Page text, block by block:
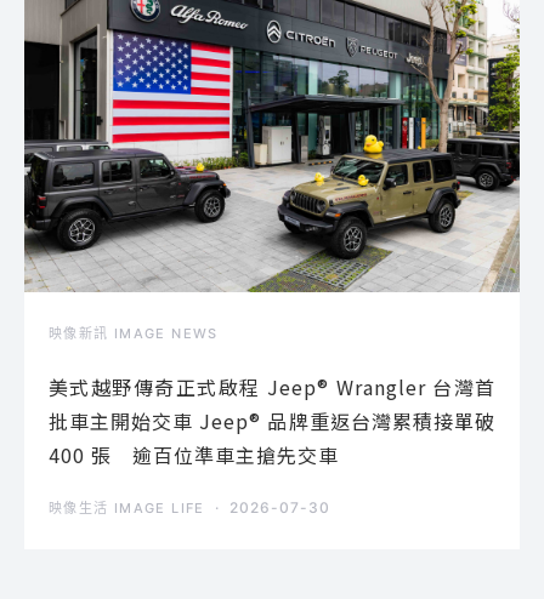
映像新訊 IMAGE NEWS
美式越野傳奇正式啟程 Jeep® Wrangler 台灣首
批車主開始交車 Jeep® 品牌重返台灣累積接單破
400 張 逾百位準車主搶先交車
映像生活 IMAGE LIFE 2026-07-30